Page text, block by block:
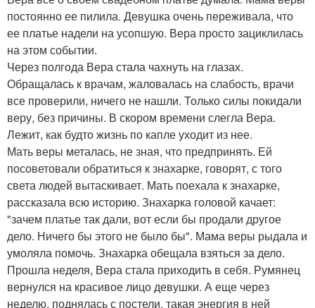
постоянно ее пилила. Девушка очень переживала, что
ее платье надели на усопшую. Вера просто зациклилась
на этом событии.
Через полгода Вера стала чахнуть на глазах.
Обращалась к врачам, жаловалась на слабость, врачи
все проверили, ничего не нашли. Только силы покидали
веру, без причины. В скором времени слегла Вера.
Лежит, как будто жизнь по капле уходит из нее.
Мать веры металась, не зная, что предпринять. Ей
посоветовали обратиться к знахарке, говорят, с того
света людей вытаскивает. Мать поехала к знахарке,
рассказала всю историю. Знахарка головой качает:
"зачем платье так дали, вот если бы продали другое
дело. Ничего бы этого не было бы". Мама веры рыдала и
умоляла помочь. Знахарка обещала взяться за дело.
Прошла неделя, Вера стала приходить в себя. Румянец
вернулся на красивое лицо девушки. А еще через
неделю, поднялась с постели, такая энергия в ней